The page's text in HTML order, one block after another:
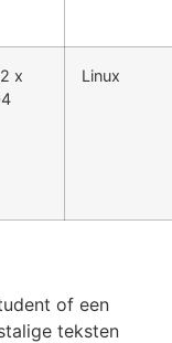
x
Linux
of een
teksten